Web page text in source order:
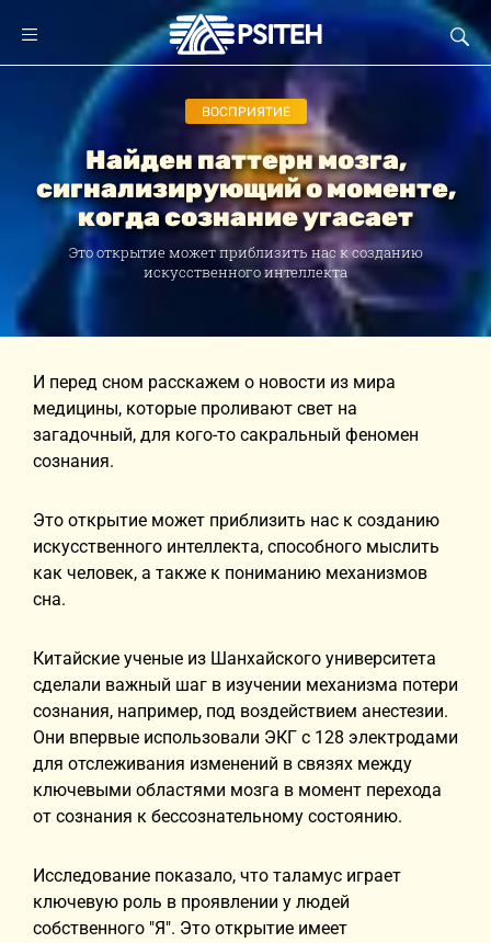
ВОСПРИЯТИЕ
Найден паттерн мозга,
сигнализирующий о моменте,
когда сознание угасает
Это открытие может приблизить нас к созданию
искусственного интеллекта
И перед сном расскажем о новости из мира
медицины, которые проливают свет на
загадочный, для кого-то сакральный феномен
сознания.
Это открытие может приблизить нас к созданию
искусственного интеллекта, способного мыслить
как человек, а также к пониманию механизмов
сна.
Китайские ученые из Шанхайского университета
сделали важный шаг в изучении механизма потери
сознания, например, под воздействием анестезии.
Они впервые использовали ЭКГ с 128 электродами
для отслеживания изменений в связях между
ключевыми областями мозга в момент перехода
от сознания к бессознательному состоянию.
Исследование показало, что таламус играет
ключевую роль в проявлении у людей
собственного "Я". Это открытие имеет